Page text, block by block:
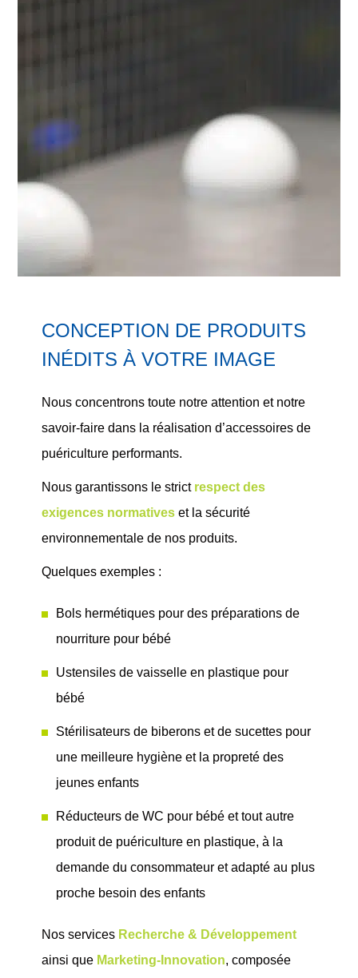
CONCEPTION DE PRODUITS
INÉDITS À VOTRE IMAGE
Nous concentrons toute notre attention et notre
savoir-faire dans la réalisation d’accessoires de
puériculture performants.
Nous garantissons lestrict respect des
exigences normatives et lasécurité
environnementale de nos produits.
Quelques exemples :
Bols hermétiques pour des préparations de
nourriture pour bébé
Ustensiles de vaisselle en plastique pour
bébé
Stérilisateurs de biberons et de sucettes pour
une meilleure hygiène et la propreté des
jeunes enfants
Réducteurs de WC pour bébé et tout autre
produit de puériculture en plastique, à la
demande du consommateur et adapté au plus
proche besoin des enfants
Nos services Recherche & Développement
ainsi que Marketing-Innovation, composée